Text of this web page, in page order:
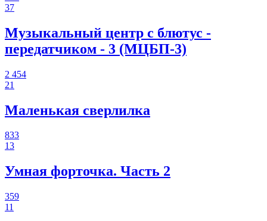
37
Музыкальный центр с блютус -
передатчиком - 3 (МЦБП-3)
2 454
21
Маленькая сверлилка
833
13
Умная форточка. Часть 2
359
11